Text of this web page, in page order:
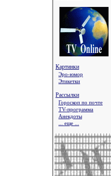
Картинки
Эро-юмор
Этикетки
Рассылки
Гороскоп по почте
TV-программа
Анекдоты
... еще ...